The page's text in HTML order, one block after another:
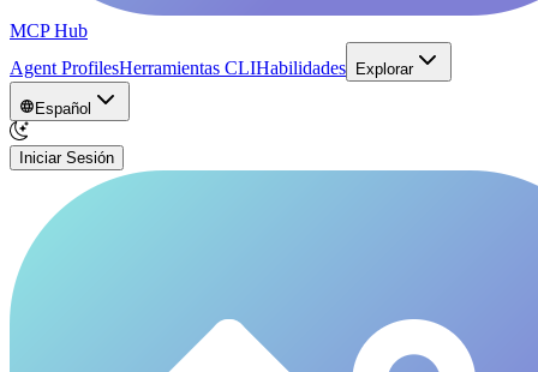
MCP Hub
Agent ProfilesHerramientas CLIHabilidades Explorar
Español
Iniciar Sesión